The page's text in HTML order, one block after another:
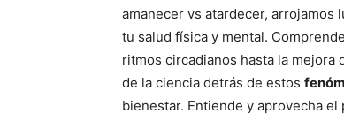
amanecer vs atardecer,
tu salud física y mental.
ritmos circadianos hasta la mejora
de la ciencia detrás de estos
bienestar. Entiende y aprovecha